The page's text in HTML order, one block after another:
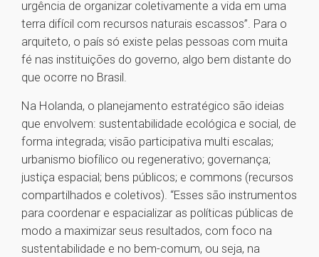
urgência de organizar coletivamente a vida em uma
terra difícil com recursos naturais escassos”. Para o
arquiteto, o país só existe pelas pessoas com muita
fé nas instituições do governo, algo bem distante do
que ocorre no Brasil.
Na Holanda, o planejamento estratégico são ideias
que envolvem: sustentabilidade ecológica e social, de
forma integrada; visão participativa multi escalas;
urbanismo biofílico ou regenerativo; governança;
justiça espacial; bens públicos; e commons (recursos
compartilhados e coletivos). “Esses são instrumentos
para coordenar e espacializar as políticas públicas de
modo a maximizar seus resultados, com foco na
sustentabilidade e no bem-comum, ou seja, na